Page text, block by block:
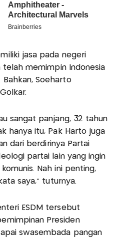
jasa pada negeri
telah memimpin Indonesia
Bahkan, Soeharto
sangat panjang, 32 tahun
hanya itu, Pak Harto juga
dari berdirinya Partai
partai lain yang ingin
Nah ini penting,
saya," tuturnya.
ESDM tersebut
Presiden
swasembada pangan